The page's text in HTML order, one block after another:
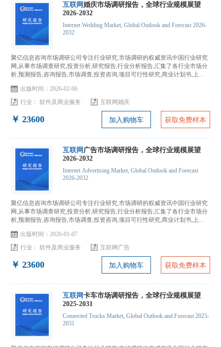
互联网婚庆市场调研报告，全球行业规模展望
2026-2032
Internet Wedding Market, Global Outlook and Forecast 2026-
2032
聚亿信息咨询市场调研公司专注行业研究,市场调研的权威资讯中国行业研究
网,从事市场调查研究,投资分析,研究报告,行业分析报告,汇集了各行业市场分
析,预测报告,咨询报告,市场调查,投资咨询,项目可行性研究,商业计划书,上市
出版时间：2026-02-06
行业：软件及商业服务 互联网婚庆
￥ 23600 加入购物车 获取免费样本
互联网 广告市场调研报告，全球行业规模展望
2026-2032
Internet Advertising Market, Global Outlook and Forecast
2026-2032
聚亿信息咨询市场调研公司专注行业研究,市场调研的权威资讯中国行业研究
网,从事市场调查研究,投资分析,研究报告,行业分析报告,汇集了各行业市场分
析,预测报告,咨询报告,市场调查,投资咨询,项目可行性研究,商业计划书,上市
出版时间：2026-01-07
行业：软件及商业服务 互联网广告
￥ 23600 加入购物车 获取免费样本
互联网卡车市场调研报告，全球行业规模展望
2025-2031
Connected Trucks Market, Global Outlook and Forecast 2025-
2031